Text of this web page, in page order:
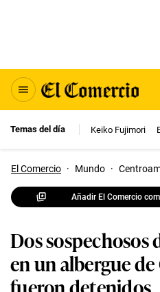
Temas del día Keiko Fujimori
El Comercio · Mundo ·
Añadir El Comercio
Dos
en un albergue
fueron detenidos